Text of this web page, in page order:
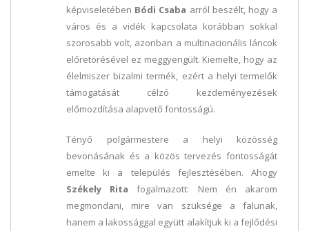
képviseletében Bódi Csaba arról beszélt, hogy a
város és a vidék kapcsolata korábban sokkal
szorosabb volt, azonban a multinacionális láncok
előretörésével ez meggyengült. Kiemelte, hogy az
élelmiszer bizalmi termék, ezért a helyi termelők
támogatását célzó kezdeményezések
előmozdítása alapvető fontosságú.
Tényő polgármestere a helyi közösség
bevonásának és a közös tervezés fontosságát
emelte ki a település fejlesztésében. Ahogy
Székely Rita fogalmazott: Nem én akarom
megmondani, mire van szüksége a falunak,
hanem a lakossággal együtt alakítjuk ki a fejlődési